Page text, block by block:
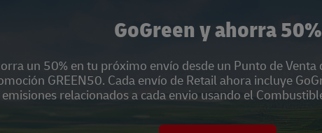
GoGreen y ahorra 50%
un 50% en tu próximo envío desde un Punto de Venta
GREEN50. Cada envío de Retail ahora incluye
relacionados a cada envio usando el